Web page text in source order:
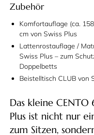
Zubehör
Komfortauflage (ca.
cm von Swiss Plus
Lattenrostauflage /
Swiss Plus – zum
Doppelbetts
Beistelltisch CLUB von
Das kleine CENTO
Plus ist nicht nur
zum Sitzen,